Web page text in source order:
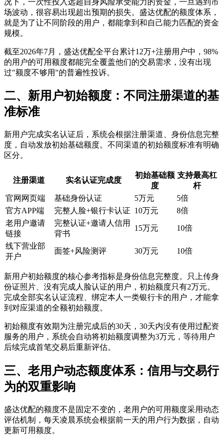
场波动，很容易出现超出预期的损失。盛达优配的额度体系，
就是为了让不同阶段的用户，都能拿到和自己能力匹配的资金
规模。
截至2026年7月，盛达优配全平台累计12万+注册用户中，98%
的用户的可用额度都能完全覆盖他们的交易需求，没有出现
过"额度不够用"的普遍性投诉。
二、新用户初始额度：不同注册渠道的基
准标准
新用户完成实名认证后，系统会根据注册渠道、身份信息完整
度，自动发放初始基础额度。不同渠道的初始额度标准有明确
区分。
注册渠道 实名认证完成度
初始基础额
度
支持最高杠
杆
官网网页端
基础身份认证 5万元
5倍
官方APP端
完整人脸+银行卡认证 10万元
8倍
老用户邀请
链接
完整认证+邀请人信用
背书
15万元 10倍
线下营业部
开户
面签+风险测评 30万元 10倍
新用户初始额度的核心参考指标是身份信息完整度。只上传身
份证照片、没有完成人脸认证的用户，初始额度只有2万元。
完成全部实名认证流程、绑定本人一类银行卡的用户，才能拿
到对应渠道的全额初始额度。
初始额度有效期为注册完成后的30天，30天内没有使用过配资
服务的用户，系统会自动将初始额度调整为3万元，等待用户
后续完成首笔交易后重新评估。
三、老用户动态额度体系：信用与交易行
为的双重影响
盛达优配的额度不是固定不变的，老用户的可用额度采用动态
评估机制，每天凌晨系统会根据前一天的用户行为数据，自动
更新可用额度。